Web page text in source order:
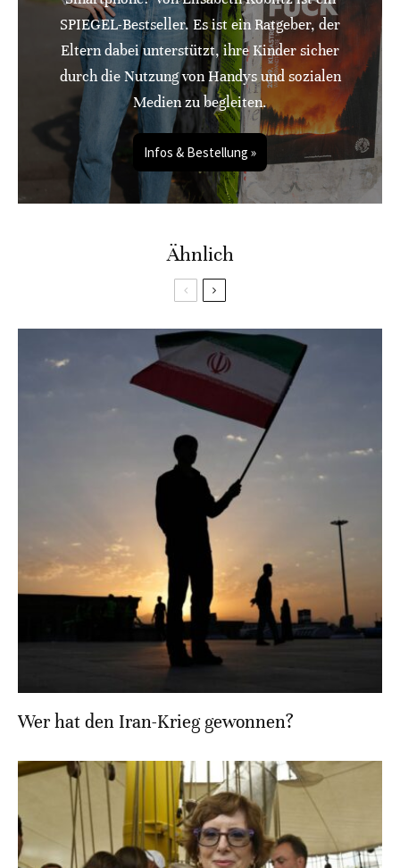
SPIEGEL-Bestseller. Es ist ein Ratgeber, der
Eltern dabei unterstützt, ihre Kinder sicher
durch die Nutzung von Handys und sozialen
Medien zu begleiten.
Infos & Bestellung »
Ähnlich
Wer hat den Iran-Krieg gewonnen?